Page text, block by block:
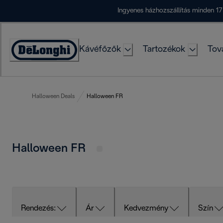
Ingyenes házhozszállítás minden
Accessibility
Kávéfőzők Tartozékok
Halloween Deals Halloween FR
Halloween FR
Rendezés: Ár Kedvezmény Szín